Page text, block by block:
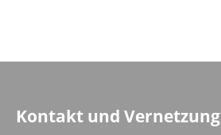
Kontakt und Vernetzung